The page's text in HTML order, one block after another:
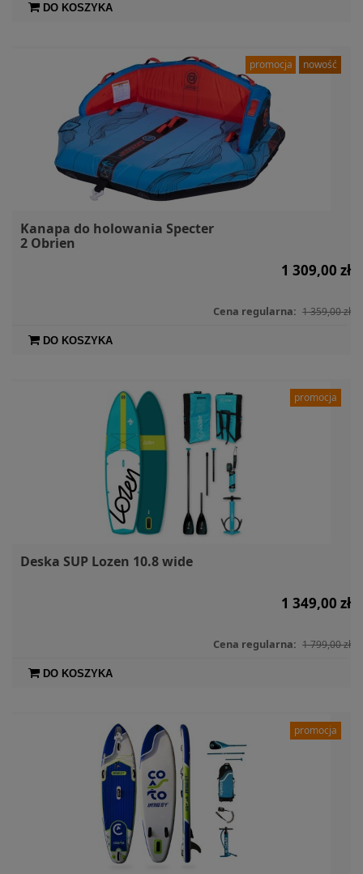
DO KOSZYKA
Kanapa do holowania Specter
2 Obrien
1 309,00 zł
Cena regularna: 1 359,00 zł
DO KOSZYKA
promocja nowość
Deska SUP Lozen 10.8 wide
1 349,00 zł
Cena regularna: 1 799,00 zł
DO KOSZYKA
promocja
promocja